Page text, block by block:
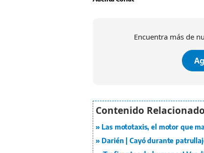
Encuentra más de
Las mototaxis, el motor que
Darién | Cayó durante